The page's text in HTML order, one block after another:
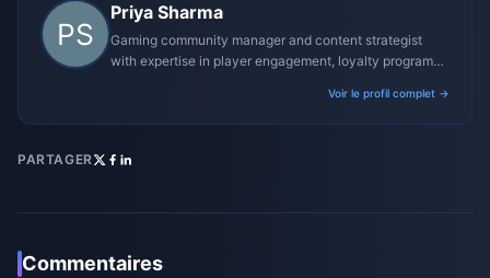
Priya Sharma
Gaming community manager and content strategist
with expertise in player engagement, loyalty programs,
Voir le profil complet →
PARTAGER
Commentaires